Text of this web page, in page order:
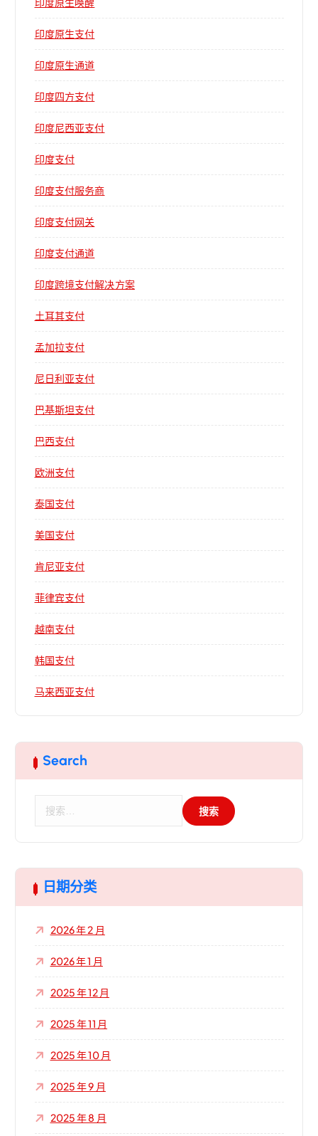
印度原生支付
印度原生通道
印度四方支付
印度尼西亚支付
印度支付
印度支付服务商
印度支付网关
印度支付通道
印度跨境支付解决方案
土耳其支付
孟加拉支付
尼日利亚支付
巴基斯坦支付
巴西支付
欧洲支付
泰国支付
美国支付
肯尼亚支付
菲律宾支付
越南支付
韩国支付
马来西亚支付
Search
日期分类
2026 年 2 月
2026 年 1 月
2025 年 12 月
2025 年 11 月
2025 年 10 月
2025 年 9 月
2025 年 8 月